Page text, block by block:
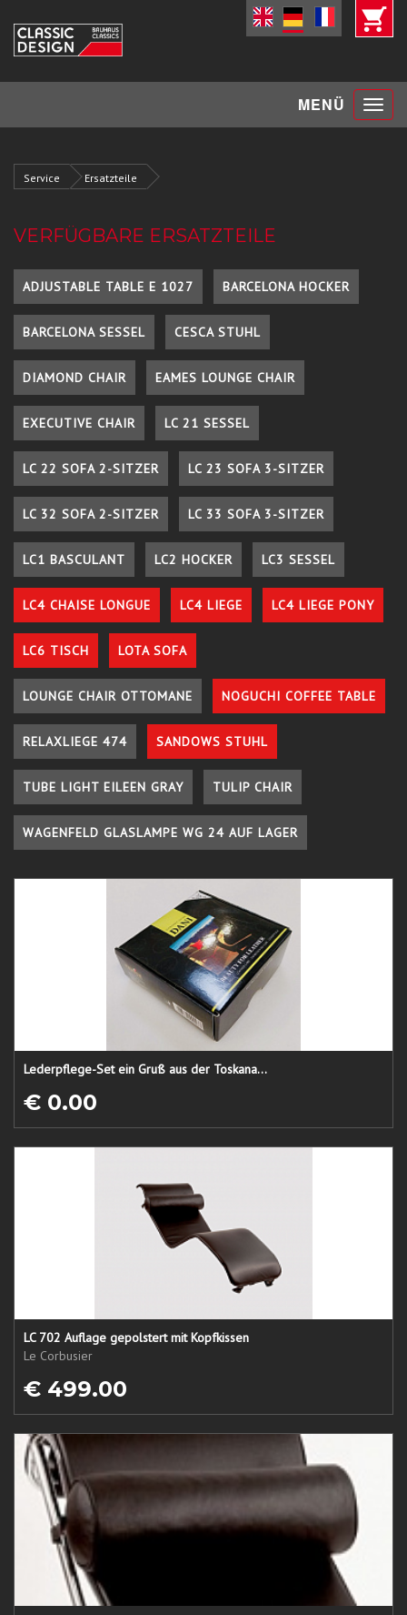
MENÜ Toggle
Service Ersatzteile
VERFÜGBARE ERSATZTEILE
ADJUSTABLE TABLE E 1027 BARCELONA HOCKER
BARCELONA SESSEL CESCA STUHL
DIAMOND CHAIR EAMES LOUNGE CHAIR
EXECUTIVE CHAIR LC 21 SESSEL
LC 22 SOFA 2-SITZER LC 23 SOFA 3-SITZER
LC 32 SOFA 2-SITZER LC 33 SOFA 3-SITZER
LC1 BASCULANT LC2 HOCKER LC3 SESSEL
LC4 CHAISE LONGUE LC4 LIEGE LC4 LIEGE PONY
LC6 TISCH LOTA SOFA
LOUNGE CHAIR OTTOMANE NOGUCHI COFFEE TABLE
RELAXLIEGE 474 SANDOWS STUHL
TUBE LIGHT EILEEN GRAY TULIP CHAIR
WAGENFELD GLASLAMPE WG 24 AUF LAGER
Lederpflege-Set ein Gruß aus der Toskana...
€ 0.00
LC 702 Auflage gepolstert mit Kopfkissen
Le Corbusier
€ 499.00